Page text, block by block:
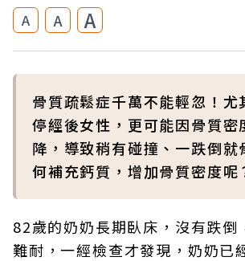
A A A
骨質疏鬆症千萬不能輕忽！尤
停經後女性，更可能因骨質密
降，導致稍有碰撞、一跌倒就
何補充鈣質，增加骨質密度呢
82歲的奶奶長期臥床，沒有跌倒
難耐，一經檢查才發現，奶奶已